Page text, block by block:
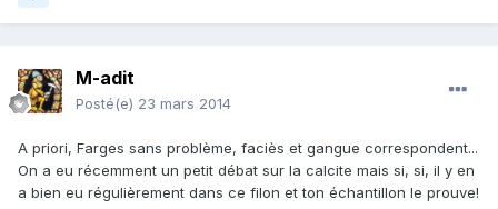
M-adit
Posté(e) 23 mars 2014
A priori, Farges sans problème, faciès et gangue correspondent...
On a eu récemment un petit débat sur la calcite mais si, si, il y en
a bien eu régulièrement dans ce filon et ton échantillon le prouve!